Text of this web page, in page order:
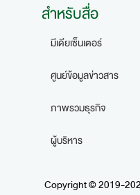
สำหรับสื่อ
มีเดียเซ็นเตอร์
ศูนย์ข้อมูลข่าวสาร
ภาพรวมธุรกิจ
ผู้บริหาร
Copyright © 2019-